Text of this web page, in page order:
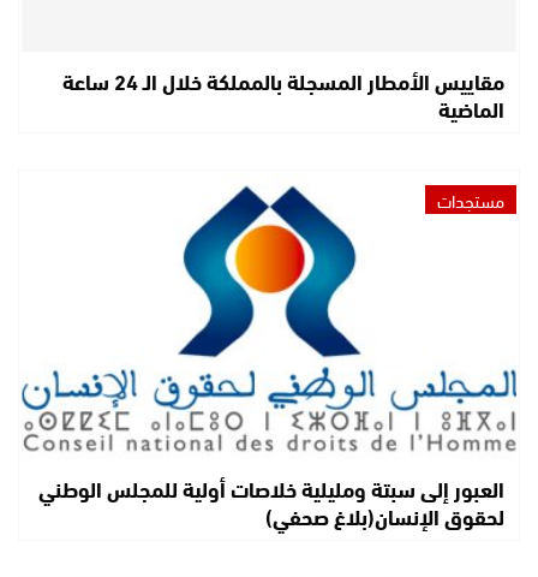
مقاييس الأمطار المسجلة بالمملكة خلال الـ 24 ساعة
الماضية
مستجدات
العبور إلى سبتة ومليلية خلاصات أولية للمجلس الوطني
لحقوق الإنسان(بلاغ صحفي)